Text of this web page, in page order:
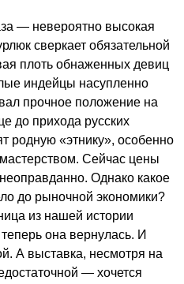
— невероятно высокая
сверкает обязательной
плоть обнаженных девиц
индейцы насупленно
прочное положение на
до прихода русских
родную «этнику», особенно
Сейчас цены
Однако какое
до рыночной экономики?
из нашей истории
она вернулась. И
А выставка, несмотря на
— хочется